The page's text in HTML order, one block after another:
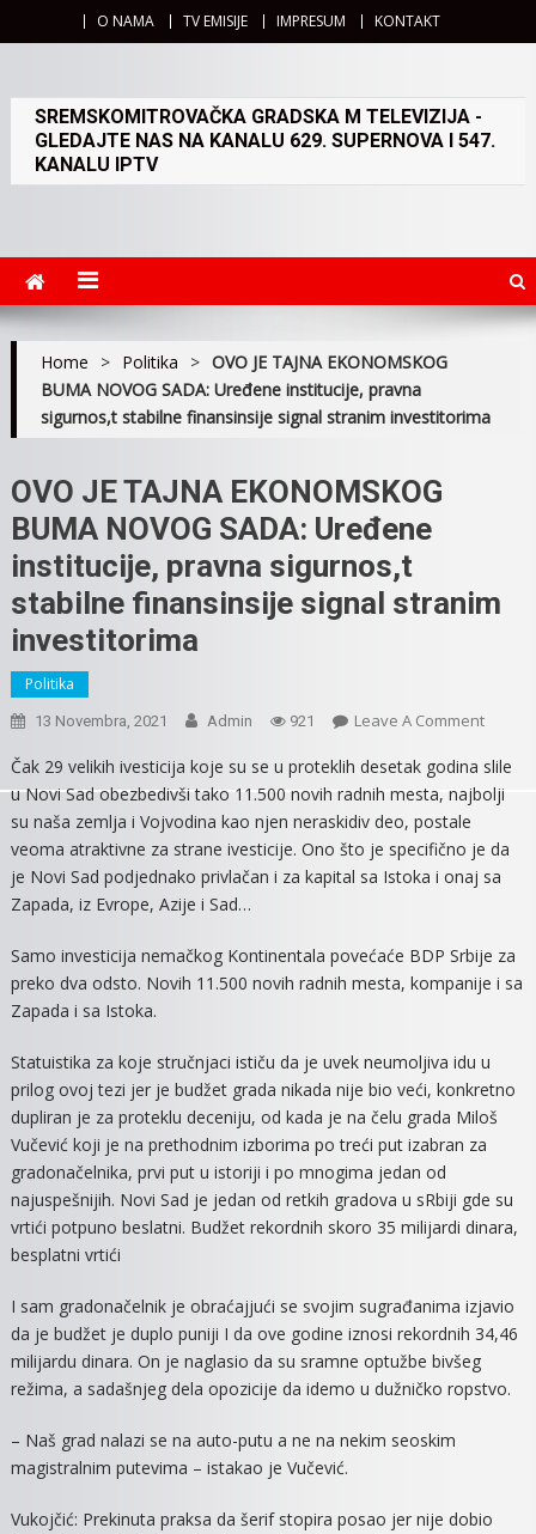
O NAMA TV EMISIJE IMPRESUM KONTAKT
SREMSKOMITROVAČKA GRADSKA M TELEVIZIJA -
GLEDAJTE NAS NA KANALU 629. SUPERNOVA I 547.
KANALU IPTV
Home > Politika > OVO JE TAJNA EKONOMSKOG
BUMA NOVOG SADA: Uređene institucije, pravna
sigurnos,t stabilne finansinsije signal stranim investitorima
OVO JE TAJNA EKONOMSKOG
BUMA NOVOG SADA: Uređene
institucije, pravna sigurnos,t
stabilne finansinsije signal stranim
investitorima
Politika
13 Novembra, 2021 Admin 921 Leave A CommentOn
JE
TAJNA
BUMA
Pravna
Signal
Čak 29 velikih ivesticija koje su se u proteklih desetak godina slile
u Novi Sad obezbedivši tako 11.500 novih radnih mesta, najbolji
su naša zemlja i Vojvodina kao njen neraskidiv deo, postale
veoma atraktivne za strane ivesticije. Ono što je specifično je da
je Novi Sad podjednako privlačan i za kapital sa Istoka i onaj sa
Zapada, iz Evrope, Azije i Sad…
Samo investicija nemačkog Kontinentala povećaće BDP Srbije za
preko dva odsto. Novih 11.500 novih radnih mesta, kompanije i sa
Zapada i sa Istoka.
Statuistika za koje stručnjaci ističu da je uvek neumoljiva idu u
prilog ovoj tezi jer je budžet grada nikada nije bio veći, konkretno
dupliran je za proteklu deceniju, od kada je na čelu grada Miloš
Vučević koji je na prethodnim izborima po treći put izabran za
gradonačelnika, prvi put u istoriji i po mnogima jedan od
najuspešnijih. Novi Sad je jedan od retkih gradova u sRbiji gde su
vrtići potpuno beslatni. Budžet rekordnih skoro 35 milijardi dinara,
besplatni vrtići
I sam gradonačelnik je obraćajjući se svojim sugrađanima izjavio
da je budžet je duplo puniji I da ove godine iznosi rekordnih 34,46
milijardu dinara. On je naglasio da su sramne optužbe bivšeg
režima, a sadašnjeg dela opozicije da idemo u dužničko ropstvo.
– Naš grad nalazi se na auto-putu a ne na nekim seoskim
magistralnim putevima – istakao je Vučević.
Vukojčić: Prekinuta praksa da šerif stopira posao jer nije dobio